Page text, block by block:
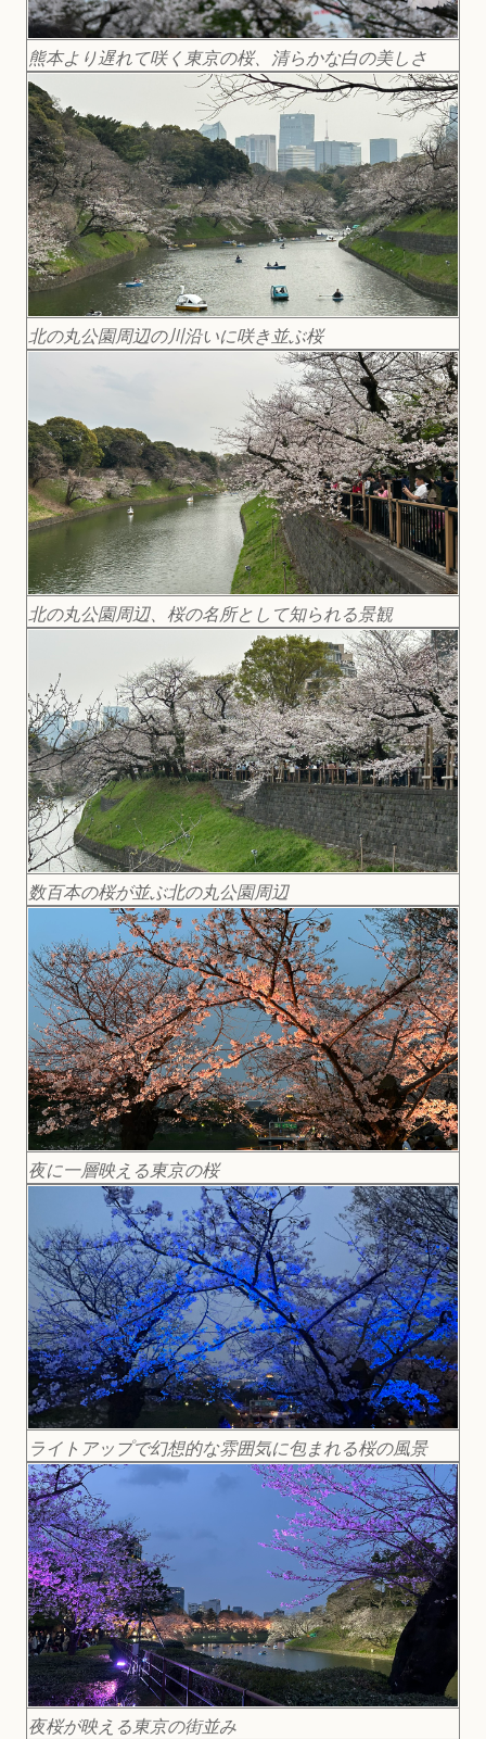
熊本より遅れて咲く東京の桜、清らかな白の美しさ
北の丸公園周辺の川沿いに咲き並ぶ桜
北の丸公園周辺、桜の名所として知られる景観
数百本の桜が並ぶ北の丸公園周辺
夜に一層映える東京の桜
ライトアップで幻想的な雰囲気に包まれる桜の風景
夜桜が映える東京の街並み